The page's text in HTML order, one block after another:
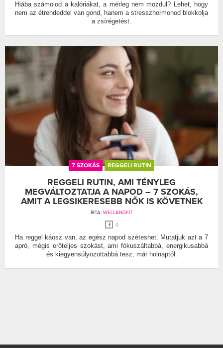
Hiába számolod a kalóriákat, a mérleg nem mozdul? Lehet, hogy
nem az étrendeddel van gond, hanem a stresszhormonod blokkolja
a zsírégetést.
7 SZOKÁS REGGELI RUTIN
REGGELI RUTIN, AMI TÉNYLEG
MEGVÁLTOZTATJA A NAPOD – 7 SZOKÁS,
AMIT A LEGSIKERESEBB NŐK IS KÖVETNEK
ÍRTA: WELLANDFIT
0
Ha reggel káosz van, az egész napod széteshet. Mutatjuk azt a 7
apró, mégis erőteljes szokást, ami fókuszáltabbá, energikusabbá
és kiegyensúlyozottabbá tesz, már holnaptól.